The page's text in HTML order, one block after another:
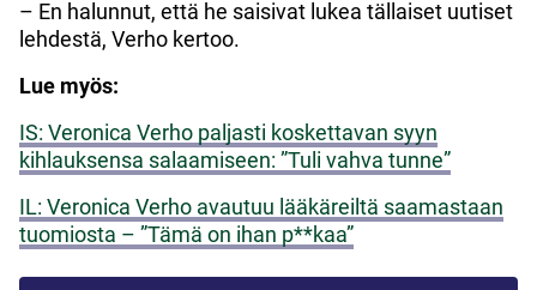
– En halunnut, että he saisivat lukea tällaiset uutiset
lehdestä, Verho kertoo.
Lue myös:
IS: Veronica Verho paljasti koskettavan syyn
kihlauksensa salaamiseen: ”Tuli vahva tunne”
IL: Veronica Verho avautuu lääkäreiltä saamastaan
tuomiosta – ”Tämä on ihan p**kaa”